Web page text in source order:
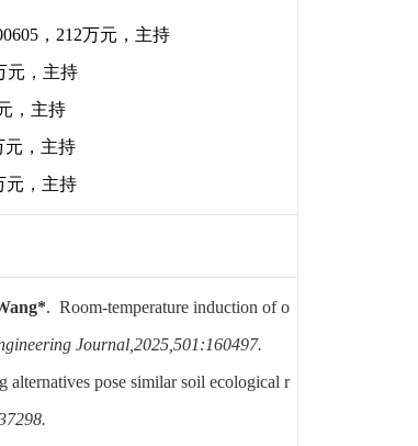
， 212万元，主持
元 ， 主持
， 主持
元 ， 主持
元 ， 主持
. Room-temperature induction of o
Journal,2025,501:160497.
alternatives pose similar soil ecological r